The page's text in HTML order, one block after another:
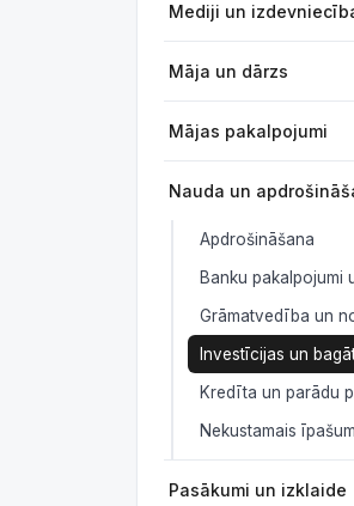
Mediji un
Māja un dārzs
Mājas pakalpojumi
Nauda un
Apdrošināšana
Banku pakalpojumi
Grāmatvedība un
Investīcijas un
Kredīta un parādu
Nekustamais
Pasākumi un izklaide